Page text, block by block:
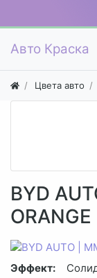
Авто Краска
Цвета авто
BYD
ORANGE
Эффект: